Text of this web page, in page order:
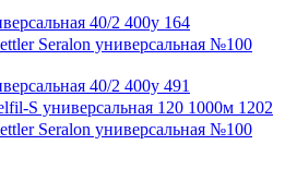
40/2 400y 164
Seralon универсальная №100
40/2 400y 491
S универсальная 120 1000м 1202
Seralon универсальная №100